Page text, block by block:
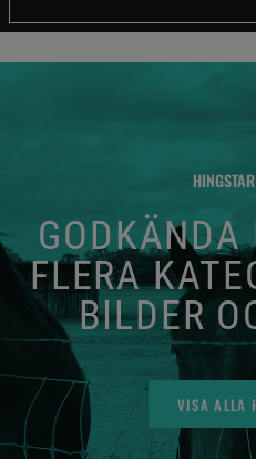
FLERA
BILDER
VISA ALLA